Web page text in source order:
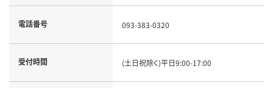
電話番号 093-383-0320
受付時間 (土日祝除く)平日9:00-17:00